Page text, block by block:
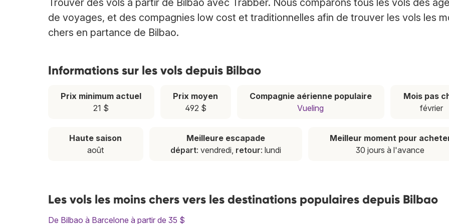
Trouver des vols à partir de Bilbao avec Trabber. Nous comparons tous les vols des
de voyages, et des compagnies low cost et traditionnelles afin de trouver les vols les
chers en partance de Bilbao.
Informations sur les vols depuis Bilbao
Prix minimum actuel
21 $
Prix moyen
492 $
Compagnie aérienne populaire
Vueling
Mois pas
février
Haute saison
août
Meilleure escapade
départ: vendredi, retour: lundi
Meilleur moment pour
30 jours à l'avance
Les vols les moins chers vers les destinations populaires depuis Bilbao
De Bilbao à Barcelone à partir de 35 $